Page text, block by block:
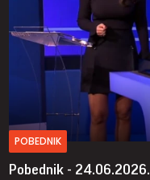
POBEDNIK
Pobednik - 24.06.2026.